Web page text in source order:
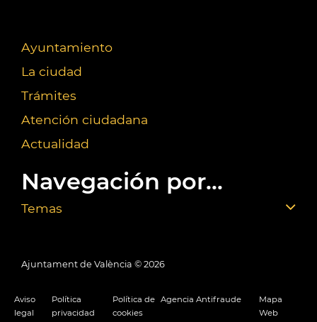
Ayuntamiento
La ciudad
Trámites
Atención ciudadana
Actualidad
Navegación por...
Temas
Ajuntament de València © 2026
Aviso
legal
Política
privacidad
Política de
cookies
Agencia Antifraude
Mapa
Web